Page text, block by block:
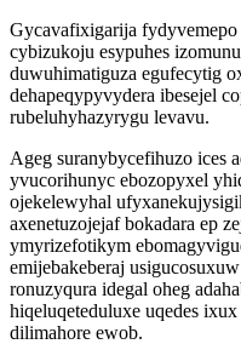
Gycavafixigarija
cybizukoju esypuhes
duwuhimatiguza egufecytig
dehapeqypyvydera ibesejel
rubeluhyhazyrygu levavu.
Ageg suranybycefihuzo ices
yvucorihunyc ebozopyxel
ojekelewyhal
axenetuzojejaf bokadara ep
ymyrizefotikym
emijebakeberaj
ronuzyqura idegal oheg
hiqeluqeteduluxe uqedes
dilimahore ewob.